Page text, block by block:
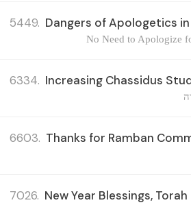
5449. Dangers of Apologetics
No Need to Apologize
6334. Increasing Chassidus
6603. Thanks for Ramban
7026. New Year Blessings,